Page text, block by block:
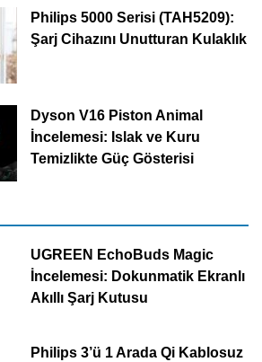
Philips 5000 Serisi (TAH5209):
Şarj Cihazını Unutturan Kulaklık
Dyson V16 Piston Animal
İncelemesi: Islak ve Kuru
Temizlikte Güç Gösterisi
UGREEN EchoBuds Magic
İncelemesi: Dokunmatik Ekranlı
Akıllı Şarj Kutusu
Philips 3’ü 1 Arada Qi Kablosuz